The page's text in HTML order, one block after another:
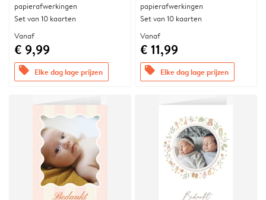
papierafwerkingen
Set van 10 kaarten
Vanaf
€ 9,99
offers Elke dag lage prijzen
papierafwerkingen
Set van 10 kaarten
Vanaf
€ 11,99
offers Elke dag lage prijzen